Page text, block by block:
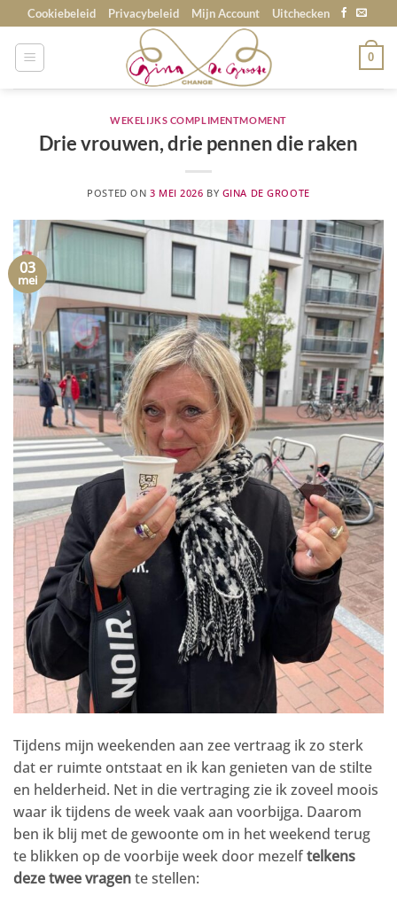
to
content
Cookiebeleid Privacybeleid Mijn Account Uitchecken
0
WEKELIJKS COMPLIMENTMOMENT
Drie vrouwen, drie pennen die raken
POSTED ON 3 MEI 2026 BY GINA DE GROOTE
03
mei
Tijdens mijn weekenden aan zee vertraag ik zo sterk
dat er ruimte ontstaat en ik kan genieten van de stilte
en helderheid. Net in die vertraging zie ik zoveel moois
waar ik tijdens de week vaak aan voorbijga. Daarom
ben ik blij met de gewoonte om in het weekend terug
te blikken op de voorbije week door mezelftelkens
deze twee vragente stellen: